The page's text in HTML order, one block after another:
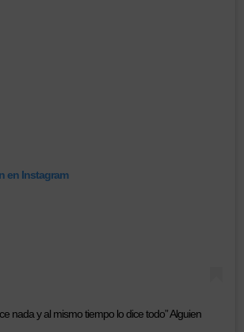
en Instagram
nada y al mismo tiempo lo dice todo” Alguien